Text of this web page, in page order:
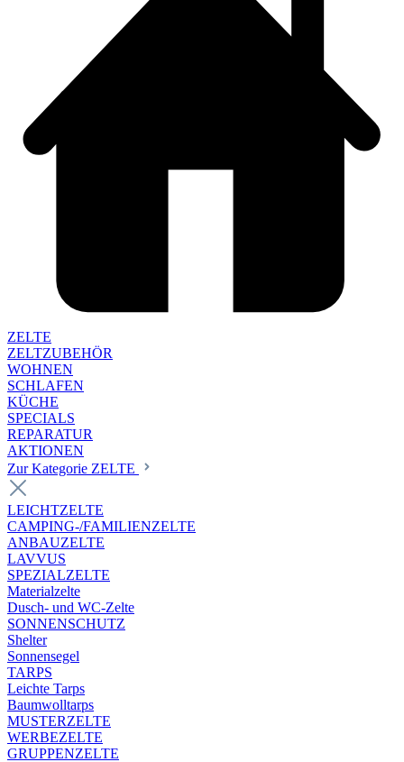
ZELTE
ZELTZUBEHÖR
WOHNEN
SCHLAFEN
KÜCHE
SPECIALS
REPARATUR
AKTIONEN
Zur Kategorie ZELTE
LEICHTZELTE
CAMPING-/FAMILIENZELTE
ANBAUZELTE
LAVVUS
SPEZIALZELTE
Materialzelte
Dusch- und WC-Zelte
SONNENSCHUTZ
Shelter
Sonnensegel
TARPS
Leichte Tarps
Baumwolltarps
MUSTERZELTE
WERBEZELTE
GRUPPENZELTE